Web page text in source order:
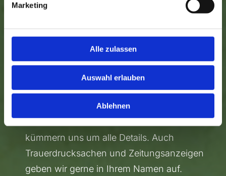
Marketing
Alle zulassen
Auswahl erlauben
Ablehnen
Von der Organisation der Trauerfeier über
die feierliche Ausschmückung der
Trauerhalle, Bestellung von
Blumenschmuck und Sarg- bzw.
Urnenkränzen bis hin zur Vermittlung von
kümmern uns um alle Details. Auch
Trauerdrucksachen und Zeitungsanzeigen
geben wir gerne in Ihrem Namen auf.